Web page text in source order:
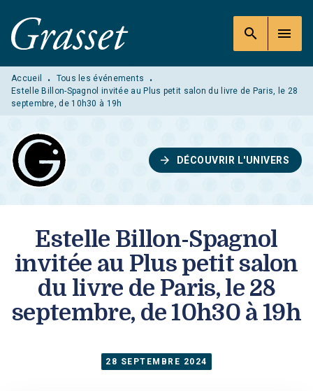
MENU RECHERCHE
PIED DE PAGE
search menu
Accueil • Tous les événements
•
Estelle Billon-Spagnol invitée au Plus petit salon du livre de Paris, le 28
septembre, de 10h30 à 19h
arrow_forward DÉCOUVRIR L'UNIVERS
Estelle Billon-Spagnol
invitée au Plus petit salon
du livre de Paris, le 28
septembre, de 10h30 à 19h
28 SEPTEMBRE 2024